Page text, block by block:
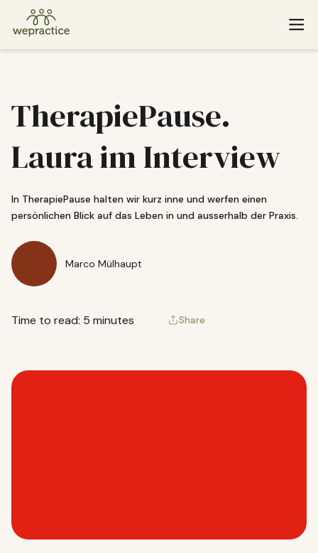
Basel Winterthur
If you or someone you know is experiencing an emergency
and needs immediate help, please call
emergency resources
TherapiePause.
Laura im Interview
In TherapiePause halten wir kurz inne und werfen einen
persönlichen Blick auf das Leben in und ausserhalb der Praxis.
Marco Mülhaupt
Time to read: 5 minutes Share